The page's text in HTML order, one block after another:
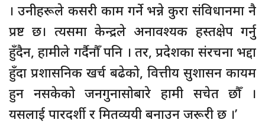
। उनीहरूले कसरी काम गर्ने भन्ने कुरा संविधानमा नै
प्रष्ट छ। त्यसमा केन्द्रले अनावश्यक हस्तक्षेप गर्नु
हुँदैन, हामीले गर्दैनौँ पनि । तर, प्रदेशका संरचना भद्दा
हुँदा प्रशासनिक खर्च बढेको, वित्तीय सुशासन कायम
हुन नसकेको जनगुनासोबारे हामी सचेत छौँ ।
यसलाई पारदर्शी र मितव्ययी बनाउन जरूरी छ ।’